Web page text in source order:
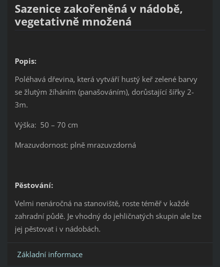
Sazenice zakořeněná v nádobě,
vegetativně množená
Popis:
Poléhavá dřevina, která vytváří hustý keř zelené barvy
se žlutým žíháním (panašováním), dorůstající šířky 2-
3m.
Výška: 50 – 70 cm
Mrazuvdornost: plně mrazuvzdorná
Pěstování:
Velmi nenáročná na stanoviště, roste téměř v každé
zahradní půdě. Je vhodný do jehličnatých skupin ale lze
jej pěstovat i v nádobách.
Základní informace